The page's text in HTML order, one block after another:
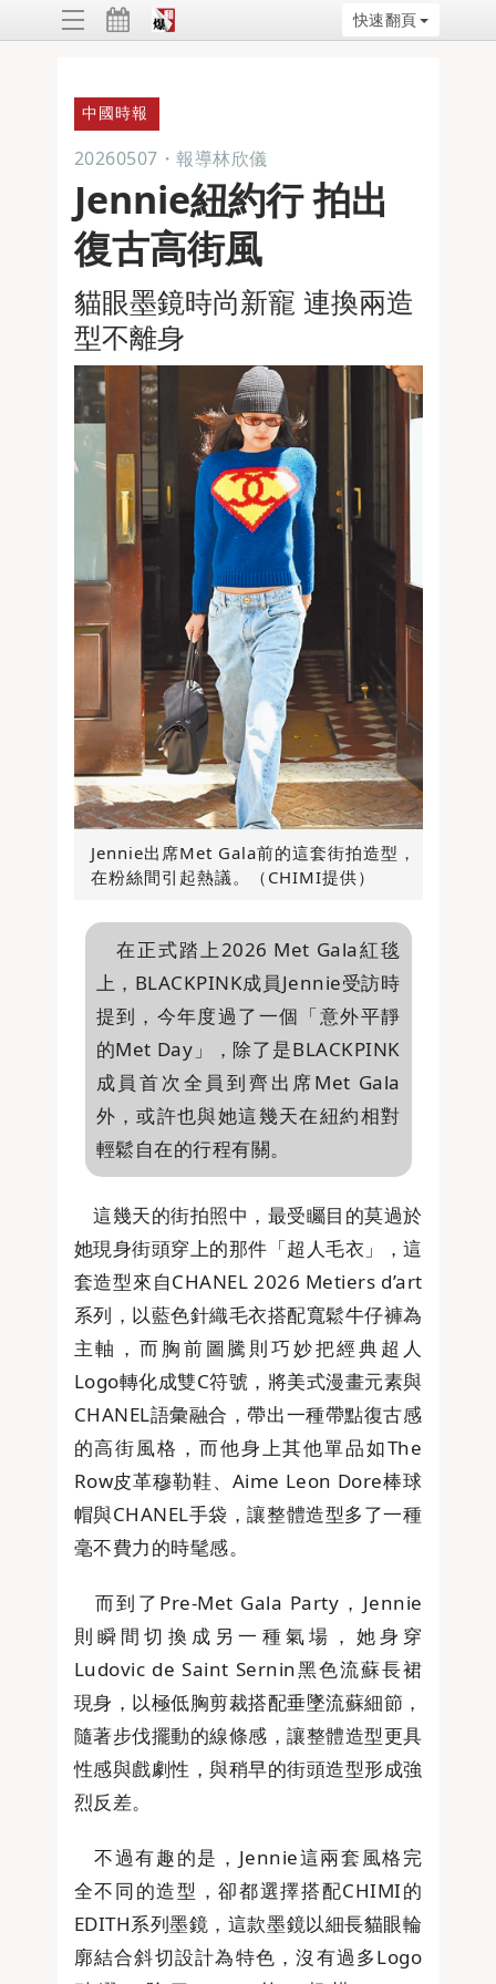
快速翻頁
中國時報
20260507 ・ 報導林欣儀
Jennie紐約行 拍出
復古高街風
貓眼墨鏡時尚新寵 連換兩造
型不離身
Jennie出席Met Gala前的這套街拍造型，
在粉絲間引起熱議。（CHIMI提供）
在正式踏上2026 Met Gala紅毯
上，BLACKPINK成員Jennie受訪時
提到，今年度過了一個「意外平靜
的Met Day」，除了是BLACKPINK
成員首次全員到齊出席Met Gala
外，或許也與她這幾天在紐約相對
輕鬆自在的行程有關。
這幾天的街拍照中，最受矚目的莫過於
她現身街頭穿上的那件「超人毛衣」，這
套造型來自CHANEL 2026 Metiers d’art
系列，以藍色針織毛衣搭配寬鬆牛仔褲為
主軸，而胸前圖騰則巧妙把經典超人
Logo轉化成雙C符號，將美式漫畫元素與
CHANEL語彙融合，帶出一種帶點復古感
的高街風格，而他身上其他單品如The
Row皮革穆勒鞋、Aime Leon Dore棒球
帽與CHANEL手袋，讓整體造型多了一種
毫不費力的時髦感。
而到了Pre-Met Gala Party，Jennie
則瞬間切換成另一種氣場，她身穿
Ludovic de Saint Sernin黑色流蘇長裙
現身，以極低胸剪裁搭配垂墜流蘇細節，
隨著步伐擺動的線條感，讓整體造型更具
性感與戲劇性，與稍早的街頭造型形成強
烈反差。
不過有趣的是，Jennie這兩套風格完
全不同的造型，卻都選擇搭配CHIMI的
EDITH系列墨鏡，這款墨鏡以細長貓眼輪
廓結合斜切設計為特色，沒有過多Logo